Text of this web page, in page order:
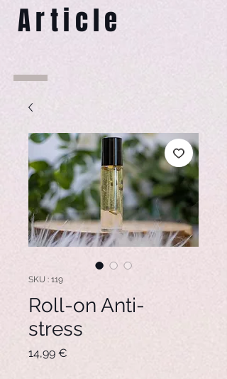
Article
SKU : 119
Roll-on Anti-
stress
14,99 €